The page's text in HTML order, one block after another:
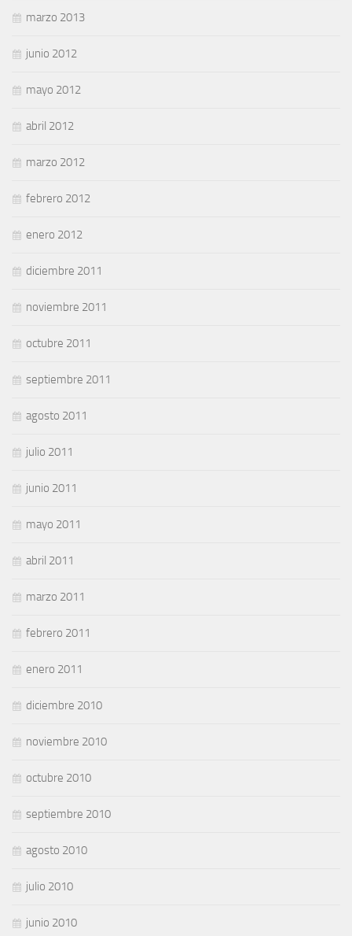
marzo 2013
junio 2012
mayo 2012
abril 2012
marzo 2012
febrero 2012
enero 2012
diciembre 2011
noviembre 2011
octubre 2011
septiembre 2011
agosto 2011
julio 2011
junio 2011
mayo 2011
abril 2011
marzo 2011
febrero 2011
enero 2011
diciembre 2010
noviembre 2010
octubre 2010
septiembre 2010
agosto 2010
julio 2010
junio 2010